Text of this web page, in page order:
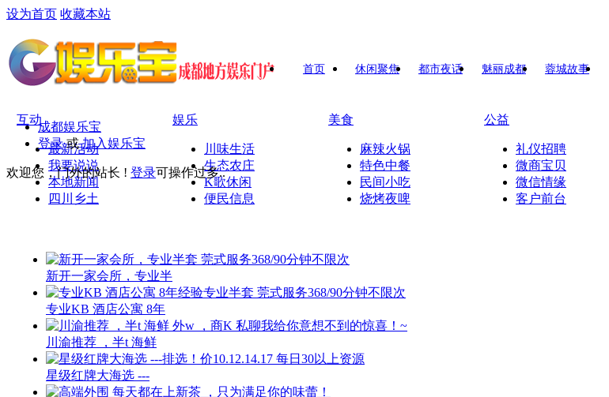
设为首页 收藏本站
成都娱乐宝
登录 或 加入娱乐宝
欢迎您，门外的站长 ! 登录可操作过多..
首页 休闲聚焦 都市夜话 魅丽成都 蓉城故事
互动
最新活动
我要说说
本地新闻
四川乡土
娱乐
川味生活
生态农庄
K歌休闲
便民信息
美食
麻辣火锅
特色中餐
民间小吃
烧烤夜啤
公益
礼仪招聘
微商宝贝
微信情缘
客户前台
新开一家会所，专业半
专业KB 酒店公寓 8年
川渝推荐 ，半t 海鲜
星级红牌大海选 ---